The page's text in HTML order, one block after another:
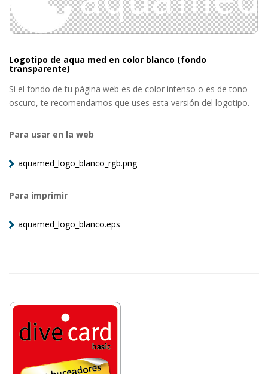
Logotipo de aqua med en color blanco (fondo
transparente)
Si el fondo de tu página web es de color intenso o es de tono
oscuro, te recomendamos que uses esta versión del logotipo.
Para usar en la web
aquamed_logo_blanco_rgb.png
Para imprimir
aquamed_logo_blanco.eps